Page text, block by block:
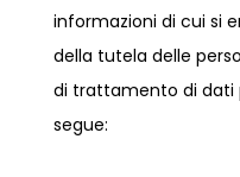
informazioni di cui si
della tutela delle
di trattamento di dati
segue: